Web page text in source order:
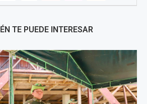
TE PUEDE INTERESAR